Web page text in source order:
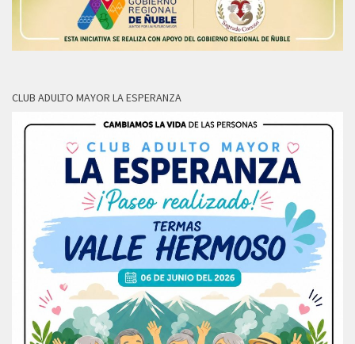
CLUB ADULTO MAYOR LA ESPERANZA